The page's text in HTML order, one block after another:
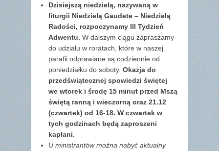
Dzisiejszą niedzielą, nazywaną w
liturgii Nie­dzielą Gaudete – Niedzielą
Radości, rozpoczynamy III Tydzień
Adwentu. W dalszym ciągu zapraszamy
do udziału w roratach, które w naszej
parafii odprawiane są codziennie od
poniedziałku do soboty. Okazja do
przedświątecznej spowiedzi świętej
we wtorek i środę 15 minut przed Mszą
świętą ranną i wieczorną oraz 21.12
(czwartek) od 16-18. W czwartek w
tych godzinach będą zaproszeni
kapłani.
U ministrantów można nabyć aktualny